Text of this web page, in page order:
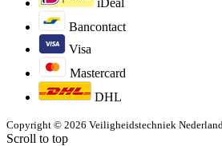
Bancontact
Visa
Mastercard
DHL
Copyright © 2026 Veiligheidstechniek
Scroll to top